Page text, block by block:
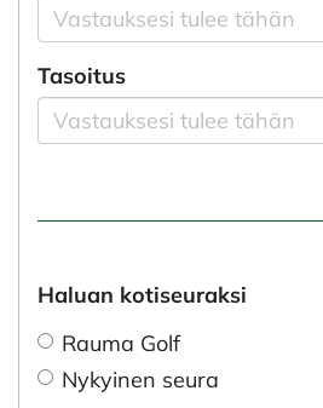
Tasoitus
Haluan kotiseuraksi
Rauma Golf
Nykyinen seura